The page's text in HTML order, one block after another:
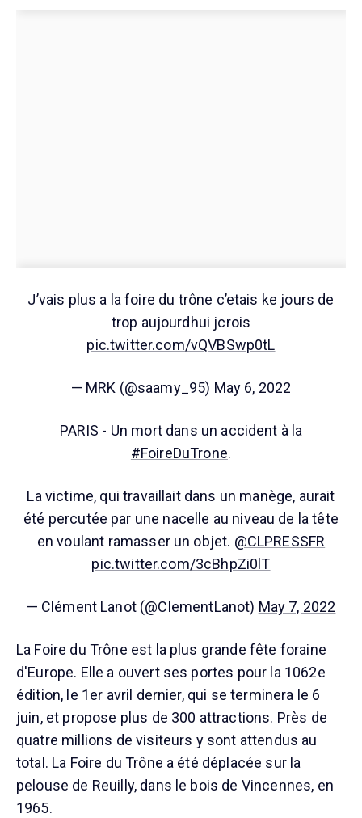
J’vais plus a la foire du trône c’etais ke jours de
trop aujourdhui jcrois
pic.twitter.com/vQVBSwp0tL
— MRK (@saamy_95) May 6, 2022
PARIS - Un mort dans un accident à la
#FoireDuTrone.
La victime, qui travaillait dans un manège, aurait
été percutée par une nacelle au niveau de la tête
en voulant ramasser un objet. @CLPRESSFR
pic.twitter.com/3cBhpZi0lT
— Clément Lanot (@ClementLanot) May 7, 2022
La Foire du Trône est la plus grande fête foraine
d'Europe. Elle a ouvert ses portes pour la 1062e
édition, le 1er avril dernier, qui se terminera le 6
juin, et propose plus de 300 attractions. Près de
quatre millions de visiteurs y sont attendus au
total. La Foire du Trône a été déplacée sur la
pelouse de Reuilly, dans le bois de Vincennes, en
1965.